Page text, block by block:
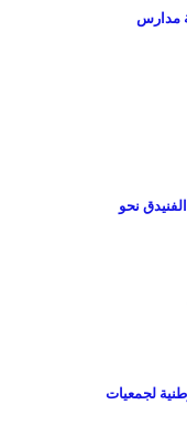
مدارس
نحو
لجمعيات